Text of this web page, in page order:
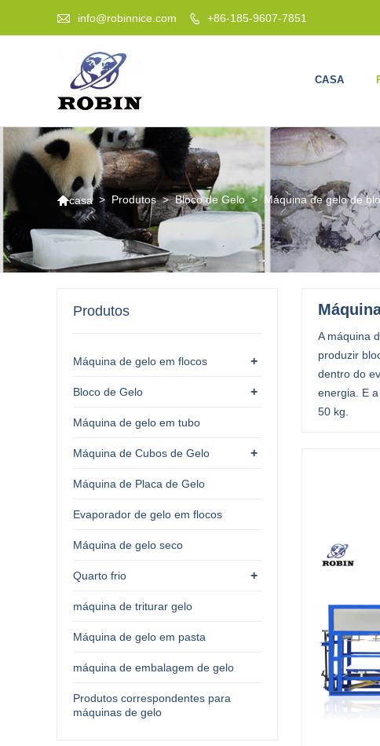
 info@robinnice.com  +86-185-9607-7851
CASA
casa > Produtos > Bloco de Gelo > Máquina de gelo de
A máquina
produzir
dentro do
energia. E
50 kg.
Produtos
+
Máquina de gelo em flocos
+
Bloco de Gelo
Máquina de gelo em tubo
+
Máquina de Cubos de Gelo
Máquina de Placa de Gelo
Evaporador de gelo em flocos
Máquina de gelo seco
+
Quarto frio
máquina de triturar gelo
Máquina de gelo em pasta
máquina de embalagem de gelo
Produtos correspondentes para
máquinas de gelo